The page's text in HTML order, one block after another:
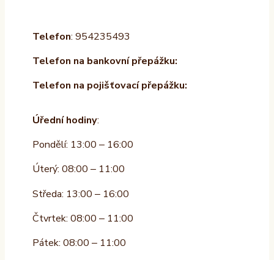
Telefon: 954235493
Telefon na bankovní přepážku:
Telefon na pojišťovací přepážku:
Úřední hodiny:
Pondělí: 13:00 – 16:00
Úterý: 08:00 – 11:00
Středa: 13:00 – 16:00
Čtvrtek: 08:00 – 11:00
Pátek: 08:00 – 11:00